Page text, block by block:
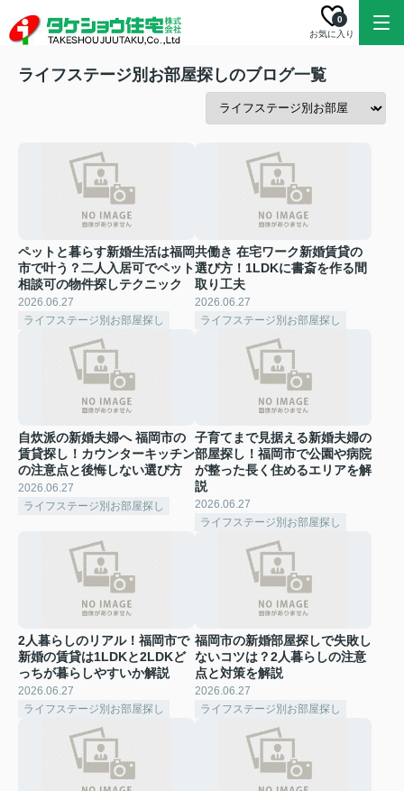
お気に入り
0
ライフステージ別お部屋探しのブログ一覧
ペットと暮らす新婚生活は福岡
市で叶う？二人入居可でペット
相談可の物件探しテクニック
2026.06.27
ライフステージ別お部屋探し
共働き 在宅ワーク新婚賃貸の
選び方！1LDKに書斎を作る間
取り工夫
2026.06.27
ライフステージ別お部屋探し
自炊派の新婚夫婦へ 福岡市の
賃貸探し！カウンターキッチン
の注意点と後悔しない選び方
2026.06.27
ライフステージ別お部屋探し
子育てまで見据える新婚夫婦の
部屋探し！福岡市で公園や病院
が整った長く住めるエリアを解
説
2026.06.27
ライフステージ別お部屋探し
2人暮らしのリアル！福岡市で
新婚の賃貸は1LDKと2LDKど
っちが暮らしやすいか解説
2026.06.27
ライフステージ別お部屋探し
福岡市の新婚部屋探しで失敗し
ないコツは？2人暮らしの注意
点と対策を解説
2026.06.27
ライフステージ別お部屋探し